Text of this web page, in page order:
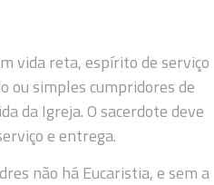
vida reta, espírito de serviço
ou simples cumpridores de
da Igreja. O sacerdote deve
e entrega.
não há Eucaristia, e sem a